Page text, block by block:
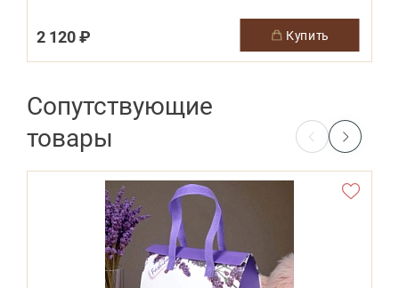
2 120 ₽ купить
Сопутствующие
товары